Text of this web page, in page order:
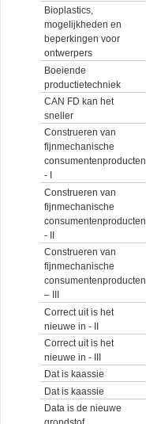
Bioplastics,
mogelijkheden en
beperkingen voor
ontwerpers
Boeiende
productietechniek
CAN FD kan het
sneller
Construeren van
fijnmechanische
consumentenproducten
- I
Construeren van
fijnmechanische
consumentenproducten
- II
Construeren van
fijnmechanische
consumentenproducten
– III
Correct uit is het
nieuwe in - II
Correct uit is het
nieuwe in - III
Dat is kaassie
Dat is kaassie
Data is de nieuwe